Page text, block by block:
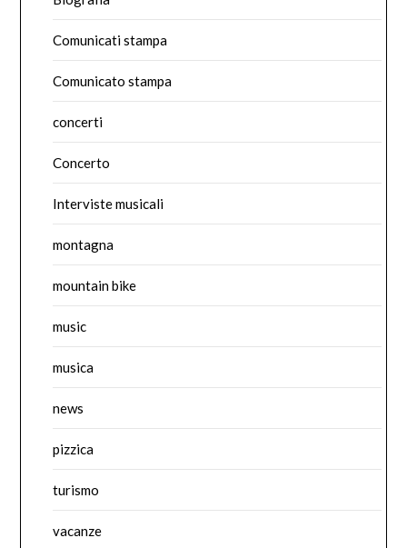
Comunicati stampa
Comunicato stampa
concerti
Concerto
Interviste musicali
montagna
mountain bike
music
musica
news
pizzica
turismo
vacanze